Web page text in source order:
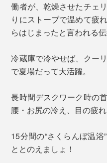
働者が、乾燥させたチェ
りにストーブで温めて疲
らはじまったと言われる
冷蔵庫で冷やせば、クー
で夏場だって大活躍。
長時間デスクワーク時の
腰・お尻の冷え、目の疲れ
15分間の“さくらんぼ温
ととのえましょ！